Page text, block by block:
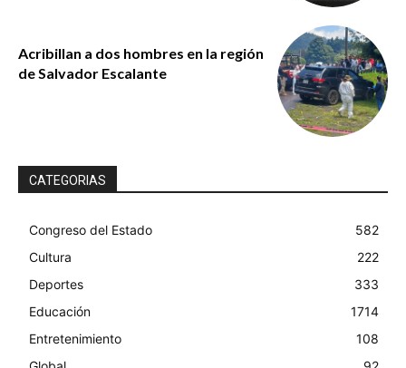
Acribillan a dos hombres en la región
de Salvador Escalante
CATEGORIAS
Congreso del Estado
582
Cultura
222
Deportes
333
Educación
1714
Entretenimiento
108